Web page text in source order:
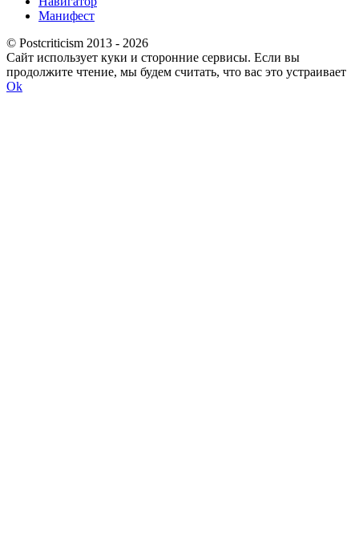
Манифест
© Postcriticism 2013 - 2026
Сайт использует куки и сторонние сервисы. Если вы
продолжите чтение, мы будем считать, что вас это устраивает
Ok